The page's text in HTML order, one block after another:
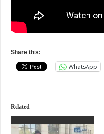
Share this:
WhatsApp
Related